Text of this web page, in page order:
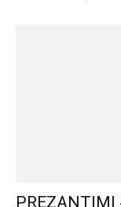
PREZANTIMI